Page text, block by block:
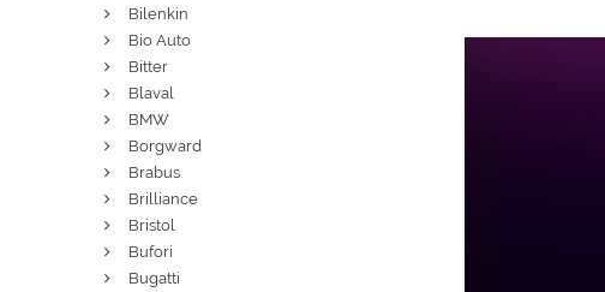
Bilenkin
Bio Auto
Bitter
Blaval
BMW
Borgward
Brabus
Brilliance
Bristol
Bufori
Bugatti